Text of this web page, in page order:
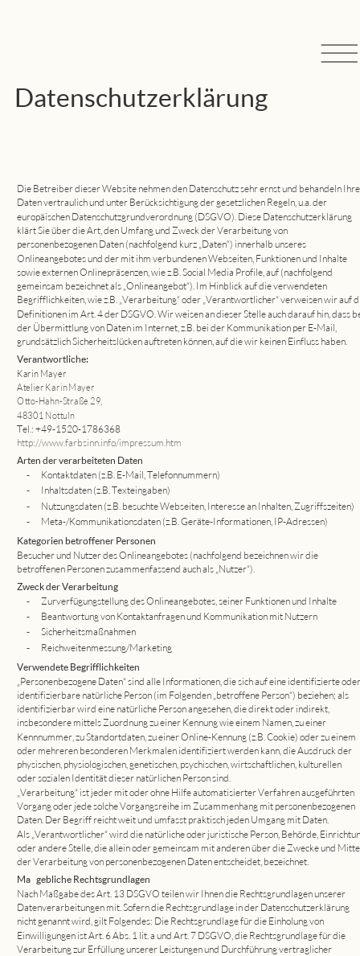
Datenschutzerklärung
Die Betreiber dieser Website nehmen den Datenschutz sehr ernst und behandeln
Daten vertraulich und unter Berücksichtigung der gesetzlichen Regeln, u.a. der
europäischen Datenschutzgrundverordnung (DSGVO). Diese Datenschutzerklärung
klärt Sie über die Art, den Umfang und Zweck der Verarbeitung von
personenbezogenen Daten (nachfolgend kurz „Daten“) innerhalb unseres
Onlineangebotes und der mit ihm verbundenen Webseiten, Funktionen und Inhalte
sowie externen Onlinepräsenzen, wie z.B. Social Media Profile, auf (nachfolgend
gemeinsam bezeichnet als „Onlineangebot“). Im Hinblick auf die verwendeten
Begrifflichkeiten, wie z.B. „Verarbeitung“ oder „Verantwortlicher“ verweisen wir auf
Definitionen im Art. 4 der DSGVO. Wir weisen an dieser Stelle auch darauf hin, dass
der Übermittlung von Daten im Internet, z.B. bei der Kommunikation per E-Mail,
grundsätzlich Sicherheitslücken auftreten können, auf die wir keinen Einfluss haben.
Verantwortliche:
Karin Mayer
Atelier Karin Mayer
Otto-Hahn-Straße 29,
48301 Nottuln
Tel.: +49-1520-1786368
http://www.farbsinn.info/impressum.htm
Arten der verarbeiteten Daten
-
Kontaktdaten (z.B. E-Mail, Telefonnummern)
-
Inhaltsdaten (z.B. Texteingaben)
-
Nutzungsdaten (z.B. besuchte Webseiten, Interesse an Inhalten, Zugriffszeiten)
-
Meta-/Kommunikationsdaten (z.B. Geräte-Informationen, IP-Adressen)
Kategorien betroffener Personen
Besucher und Nutzer des Onlineangebotes (nachfolgend bezeichnen wir die
betroffenen Personen zusammenfassend auch als „Nutzer“).
Zweck der Verarbeitung
-
Zurverfügungstellung des Onlineangebotes, seiner Funktionen und Inhalte
-
Beantwortung von Kontaktanfragen und Kommunikation mit Nutzern
-
Sicherheitsmaßnahmen
-
Reichweitenmessung/Marketing
Verwendete Begrifflichkeiten
„Personenbezogene Daten“ sind alle Informationen, die sich auf eine identifizierte
identifizierbare natürliche Person (im Folgenden „betroffene Person“) beziehen; als
identifizierbar wird eine natürliche Person angesehen, die direkt oder indirekt,
insbesondere mittels Zuordnung zu einer Kennung wie einem Namen, zu einer
Kennnummer, zu Standortdaten, zu einer Online-Kennung (z.B. Cookie) oder zu einem
oder mehreren besonderen Merkmalen identifiziert werden kann, die Ausdruck der
physischen, physiologischen, genetischen, psychischen, wirtschaftlichen, kulturellen
oder sozialen Identität dieser natürlichen Person sind.
„Verarbeitung“ ist jeder mit oder ohne Hilfe automatisierter Verfahren ausgeführten
Vorgang oder jede solche Vorgangsreihe im Zusammenhang mit personenbezogenen
Daten. Der Begriff reicht weit und umfasst praktisch jeden Umgang mit Daten.
Als „Verantwortlicher“ wird die natürliche oder juristische Person, Behörde,
oder andere Stelle, die allein oder gemeinsam mit anderen über die Zwecke und
der Verarbeitung von personenbezogenen Daten entscheidet, bezeichnet.
Maßgebliche Rechtsgrundlagen
Nach Maßgabe des Art. 13 DSGVO teilen wir Ihnen die Rechtsgrundlagen unserer
Datenverarbeitungen mit. Sofern die Rechtsgrundlage in der Datenschutzerklärung
nicht genannt wird, gilt Folgendes: Die Rechtsgrundlage für die Einholung von
Einwilligungen ist Art. 6 Abs. 1 lit. a und Art. 7 DSGVO, die Rechtsgrundlage für die
Verarbeitung zur Erfüllung unserer Leistungen und Durchführung vertraglicher